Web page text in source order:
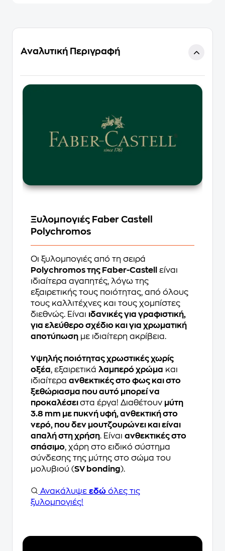
Αναλυτική Περιγραφή
Ξυλομπογιές Faber Castell
Polychromos
Οι ξυλομπογιές από τη σειρά
Polychromos της Faber-Castell
είναι
ιδιαίτερα αγαπητές, λόγω της
εξαιρετικής τους ποιότητας, από όλους
τους καλλιτέχνες και τους χομπίστες
διεθνώς. Είναι ιδανικές για γραφιστική,
για ελεύθερο σχέδιο και για χρωματική
αποτύπωση με ιδιαίτερη ακρίβεια.
Υψηλής ποιότητας χρωστικές χωρίς
οξέα, εξαιρετικά λαμπερό χρώμα και
ιδιαίτερα ανθεκτικές στο φως και στο
ξεθώριασμα που αυτό μπορεί να
προκαλέσειστα έργα! Διαθέτουν μύτη
3.8 mm με πυκνή υφή, ανθεκτική στο
νερό, που δεν μουτζουρώνει και είναι
απαλή στη χρήση. Είναι ανθεκτικές στο
σπάσιμο, χάρη στο ειδικό σύστημα
σύνδεσης της μύτης στο σώμα του
μολυβιού (SV bonding).
Ανακάλυψε εδώ όλες τις
ξυλομπογιές!